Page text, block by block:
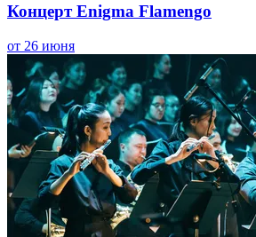
Концерт Enigma Flamengo
от 26 июня